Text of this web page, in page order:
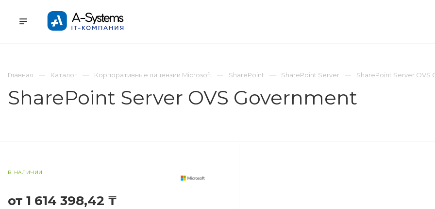
Главная
Каталог Корпоративные лицензии Microsoft SharePoint SharePoint Server SharePoint Server OVS
SharePoint Server OVS Government
В НАЛИЧИИ
от 1 614 398,42 ₸